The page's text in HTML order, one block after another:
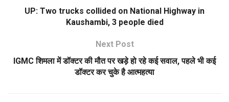
UP: Two trucks collided on National Highway in
Kaushambi, 3 people died
Next Post
IGMC शिमला में डॉक्टर की मौत पर खड़े हो रहे कई सवाल, पहले भी कई
डॉक्टर कर चुके है आत्महत्या